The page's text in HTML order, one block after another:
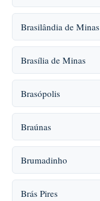
Brasilândia de Minas
Brasília de Minas
Brasópolis
Braúnas
Brumadinho
Brás Pires